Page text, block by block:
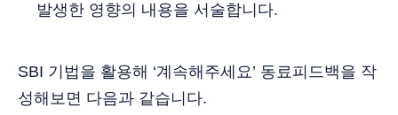
발생한 영향의 내용을 서술합니다.
SBI 기법을 활용해 ‘계속해주세요’ 동료피드백을 작
성해보면 다음과 같습니다.